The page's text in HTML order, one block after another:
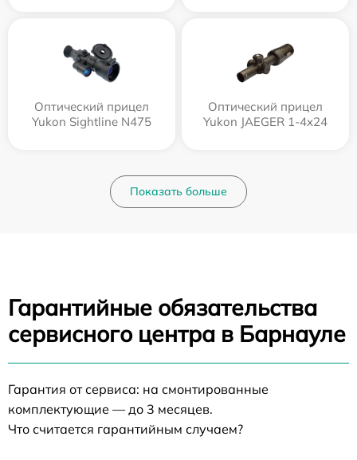
Оптический прицел
Yukon Sightline N475
Оптический прицел
Yukon JAEGER 1-4x24
Показать больше
Гарантийные обязательства
сервисного центра в Барнауле
Гарантия от сервиса: на смонтированные
комплектующие — до 3 месяцев.
Что считается гарантийным случаем?